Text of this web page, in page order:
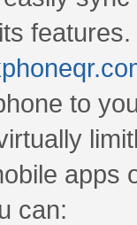
to
apps
can: